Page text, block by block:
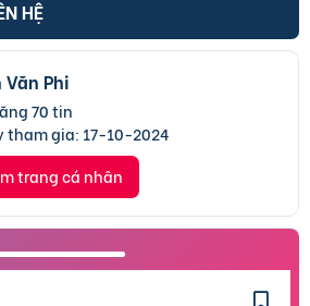
HỆ
Văn Phi
70 tin
tham gia: 17-10-2024
trang cá nhân